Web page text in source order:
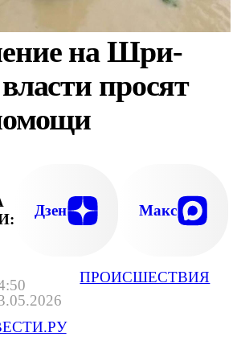
ПРОИСШЕСТВИЯ
на Шри-
просят
Дзен Макс